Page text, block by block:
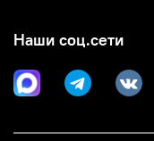
Наши соц.сети